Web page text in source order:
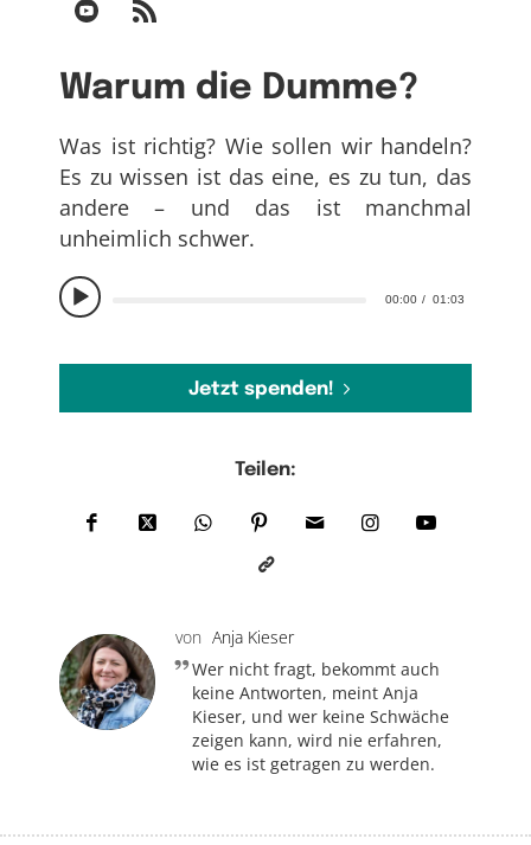
Warum die Dumme?
00:00 01:03
Was ist richtig? Wie sollen wir handeln?
Es zu wissen ist das eine, es zu tun, das
andere – und das ist manchmal
unheimlich schwer.
Jetzt spenden!
Teilen:
von Anja Kieser
Wer nicht fragt, bekommt auch
keine Antworten, meint Anja
Kieser, und wer keine Schwäche
zeigen kann, wird nie erfahren,
wie es ist getragen zu werden.